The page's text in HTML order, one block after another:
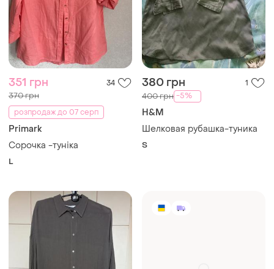
351 грн 34
370 грн
розпродаж до 07 серп
Primark
Сорочка -туніка
L
380 грн 1
400 грн -5%
H&M
Шелковая рубашка-туника
S